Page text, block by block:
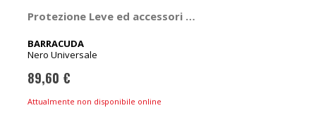
Protezione Leve ed accessori Lever Pro-Tect VR46 -
BARRACUDA
Nero Universale
89,60 €
Attualmente non disponibile online